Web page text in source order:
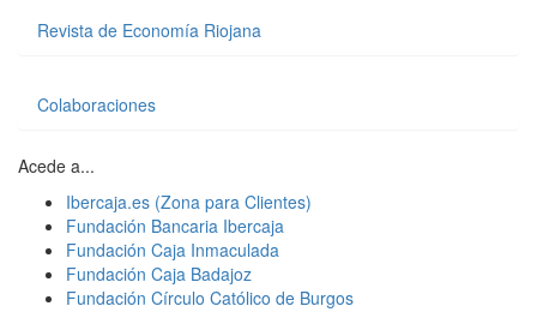
Revista de Economía Riojana
Colaboraciones
Acede a...
Ibercaja.es (Zona para Clientes)
Fundación Bancaria Ibercaja
Fundación Caja Inmaculada
Fundación Caja Badajoz
Fundación Círculo Católico de Burgos